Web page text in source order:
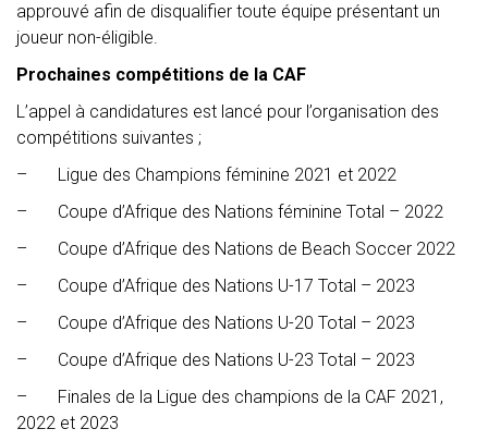
approuvé afin de disqualifier toute équipe présentant un
joueur non-éligible.
Prochaines compétitions de la CAF
L’appel à candidatures est lancé pour l’organisation des
compétitions suivantes ;
– Ligue des Champions féminine 2021 et 2022
– Coupe d’Afrique des Nations féminine Total – 2022
– Coupe d’Afrique des Nations de Beach Soccer 2022
– Coupe d’Afrique des Nations U-17 Total – 2023
– Coupe d’Afrique des Nations U-20 Total – 2023
– Coupe d’Afrique des Nations U-23 Total – 2023
– Finales de la Ligue des champions de la CAF 2021,
2022 et 2023